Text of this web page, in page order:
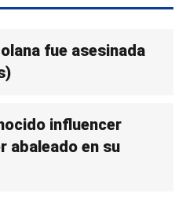
fue asesinada
influencer
abaleado en su